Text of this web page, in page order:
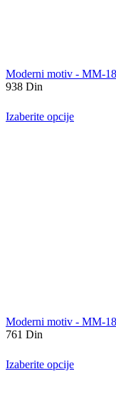
Moderni motiv - MM-
938 Din
Izaberite opcije
Moderni motiv - MM-
761 Din
Izaberite opcije